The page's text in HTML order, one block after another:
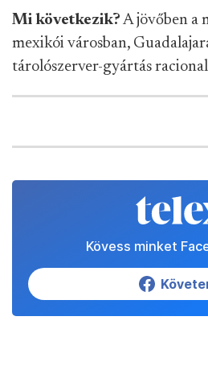
Mi következik? A jövőben a
mexikói városban,
tárolószerver-gyártás
Kövess minket